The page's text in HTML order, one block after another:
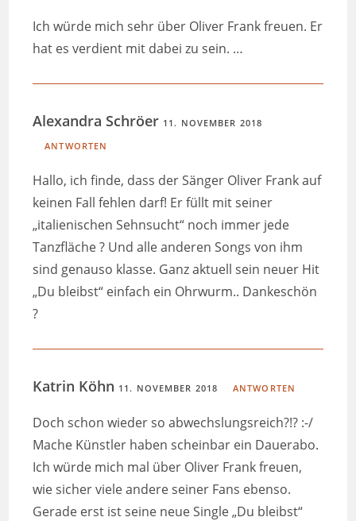
Ich würde mich sehr über Oliver Frank freuen. Er
hat es verdient mit dabei zu sein. …
Alexandra Schröer 11. NOVEMBER 2018
ANTWORTEN
Hallo, ich finde, dass der Sänger Oliver Frank auf
keinen Fall fehlen darf! Er füllt mit seiner
„italienischen Sehnsucht“ noch immer jede
Tanzfläche ? Und alle anderen Songs von ihm
sind genauso klasse. Ganz aktuell sein neuer Hit
„Du bleibst“ einfach ein Ohrwurm.. Dankeschön
?
Katrin Köhn 11. NOVEMBER 2018 ANTWORTEN
Doch schon wieder so abwechslungsreich?!? :-/
Mache Künstler haben scheinbar ein Dauerabo.
Ich würde mich mal über Oliver Frank freuen,
wie sicher viele andere seiner Fans ebenso.
Gerade erst ist seine neue Single „Du bleibst“